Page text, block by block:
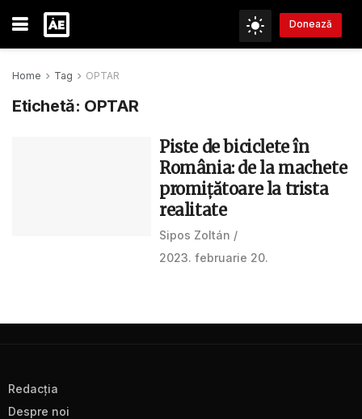
Donează
Home Tag OPTAR
Etichetă: OPTAR
Piste de biciclete în
România: de la machete
promițătoare la trista
realitate
Sipos Zoltán
2023. februarie 20.
Redacţia
Despre noi